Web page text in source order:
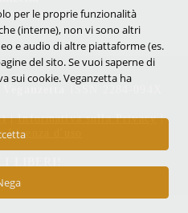
e antispecista
|Informativa sulla Privacy|
Licenza d'uso
per le proprie funzionalità
(interne), non vi sono altri
e audio di altre piattaforme (es.
del sito. Se vuoi saperne di
sui cookie. Veganzetta ha